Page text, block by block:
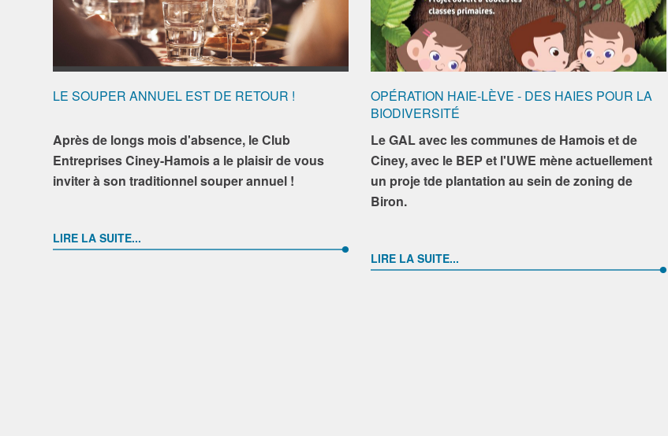
LE SOUPER ANNUEL EST DE RETOUR !
Après de longs mois d'absence, le Club
Entreprises Ciney-Hamois a le plaisir de vous
inviter à son traditionnel souper annuel !
LIRE LA SUITE...
OPÉRATION HAIE-LÈVE - DES HAIES POUR LA
BIODIVERSITÉ
Le GAL avec les communes de Hamois et de
Ciney, avec le BEP et l'UWE mène actuellement
un proje tde plantation au sein de zoning de
Biron.
LIRE LA SUITE...